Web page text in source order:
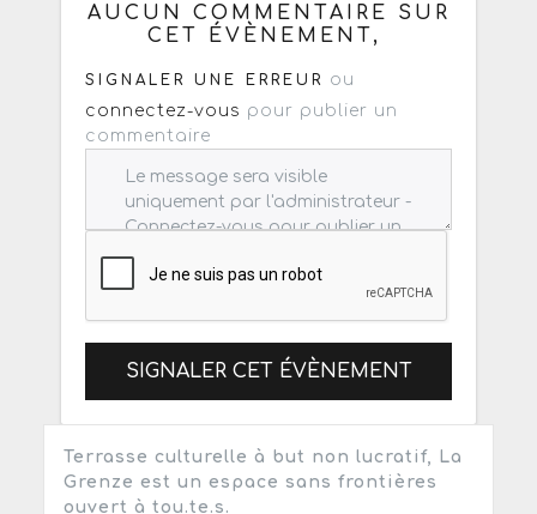
AUCUN COMMENTAIRE SUR
CET ÉVÈNEMENT,
SIGNALER UNE ERREUR
ou
connectez-vous pour publier un
commentaire
SIGNALER CET ÉVÈNEMENT
Terrasse culturelle à but non lucratif, La
Grenze est un espace sans frontières
ouvert à tou.te.s.